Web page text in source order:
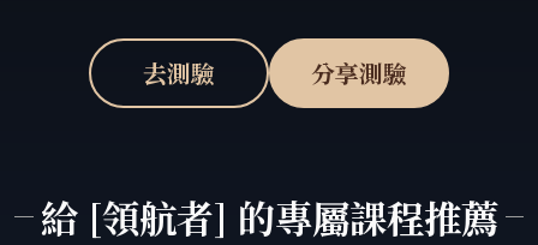
去測驗 分享測驗
給 [領航者] 的專屬課程推薦